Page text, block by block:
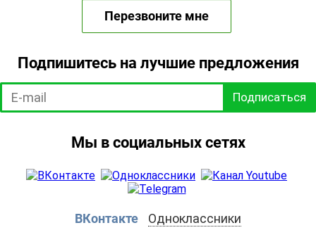
Перезвоните мне
Подпишитесь на лучшие предложения
Подписаться
Мы в социальных сетях
ВКонтакте Одноклассники